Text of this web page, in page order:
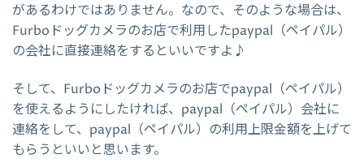
があるわけではありません。なので、そのような場合は、
Furboドッグカメラのお店で利用したpaypal（ペイパル）
の会社に直接連絡をするといいですよ♪
そして、Furboドッグカメラのお店でpaypal（ペイパル）
を使えるようにしたければ、paypal（ペイパル）会社に
連絡をして、paypal（ペイパル）の利用上限金額を上げて
もらうといいと思います。